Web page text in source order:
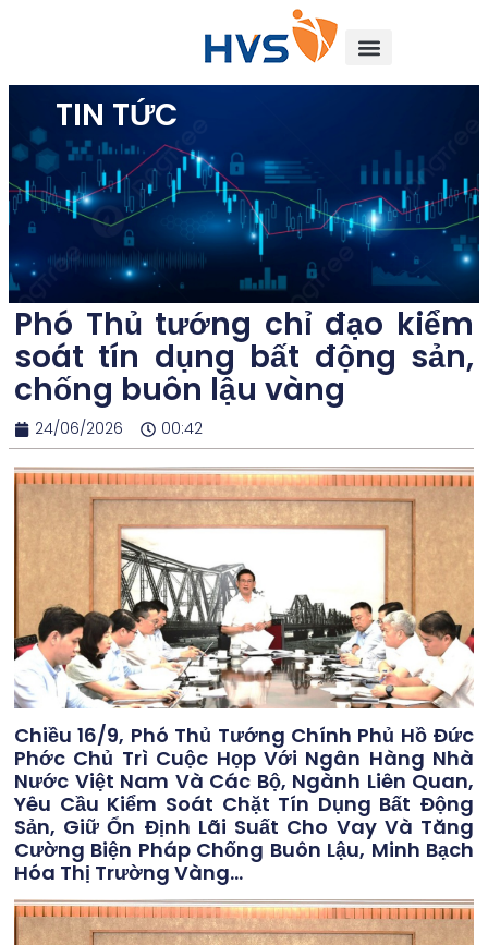
TIN TỨC
Phó Thủ tướng chỉ đạo kiểm
soát tín dụng bất động sản,
chống buôn lậu vàng
24/06/2026 00:42
Chiều 16/9, Phó Thủ Tướng Chính Phủ Hồ Đức
Phớc Chủ Trì Cuộc Họp Với Ngân Hàng Nhà
Nước Việt Nam Và Các Bộ, Ngành Liên Quan,
Yêu Cầu Kiểm Soát Chặt Tín Dụng Bất Động
Sản, Giữ Ổn Định Lãi Suất Cho Vay Và Tăng
Cường Biện Pháp Chống Buôn Lậu, Minh Bạch
Hóa Thị Trường Vàng…